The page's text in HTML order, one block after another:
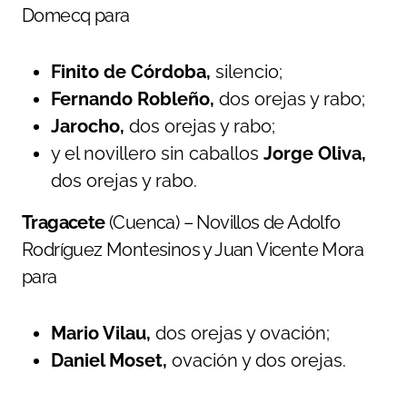
Domecq para
Finito de Córdoba, silencio;
Fernando Robleño, dos orejas y rabo;
Jarocho, dos orejas y rabo;
y el novillero sin caballos Jorge Oliva,
dos orejas y rabo.
Tragacete (Cuenca) – Novillos de Adolfo
Rodríguez Montesinos y Juan Vicente Mora
para
Mario Vilau, dos orejas y ovación;
Daniel Moset, ovación y dos orejas.